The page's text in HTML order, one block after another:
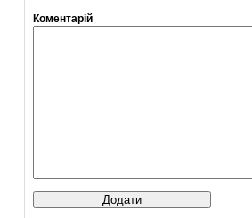
Коментарій